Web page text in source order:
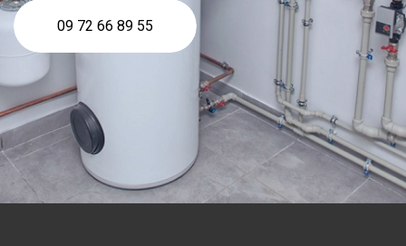
09 72 66 89 55